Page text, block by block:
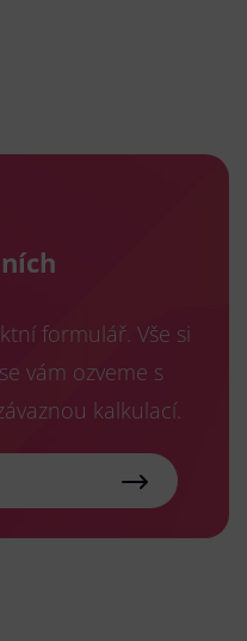
formulář. Vše si
vám ozveme s
kalkulací.